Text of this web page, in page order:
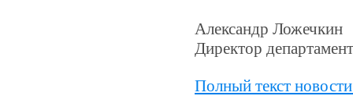
Александр Ложечкин
Директор
Полный текст